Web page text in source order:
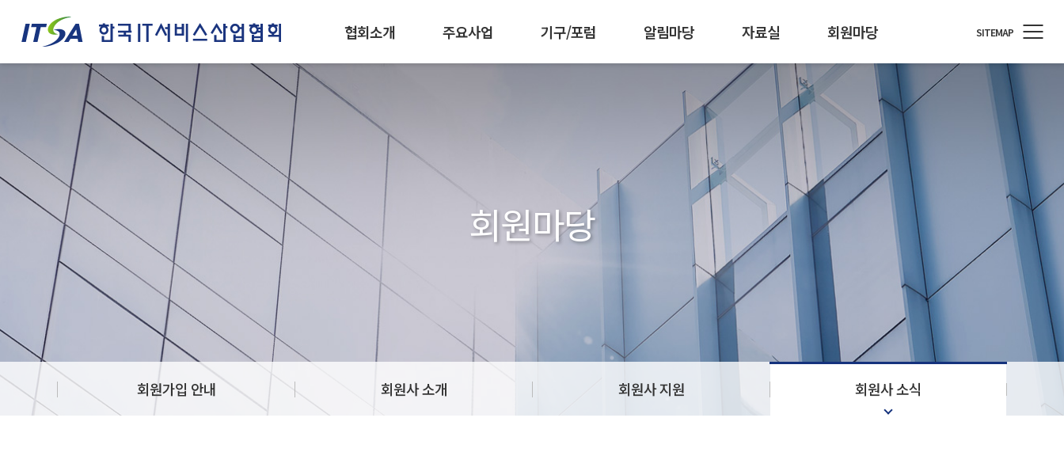
협회소개
인사말 설립목적/연혁
주요사업
IT서비스산업 경쟁력 강화 공동구매
기구/포럼
IT서비스 정책기획협의회 한국소프트웨어측정원 개인정보 기술포럼
알림마당
ICT소식 뉴스레터
자료실
발간자료/행사자료 통계/정책
회원마당
회원사 소개 회원사 지원 회원사 소식
SITEMAP
회원마당
회원가입 안내 회원사 소개 회원사 지원 회원사 소식